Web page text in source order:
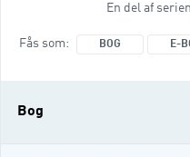
offentlig
En del af serien
Fås som BOG E-
Bog